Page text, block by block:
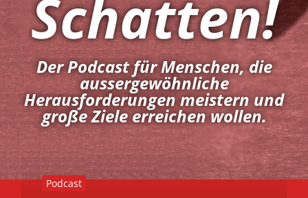
Schatten!
Der Podcast für Menschen, die
aussergewöhnliche
Herausforderungen meistern und
große Ziele erreichen wollen.
Podcast